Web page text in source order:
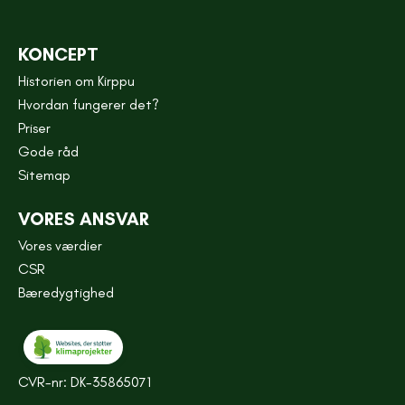
KONCEPT
Historien om Kirppu
Hvordan fungerer det?
Priser
Gode råd
Sitemap
VORES ANSVAR
Vores værdier
CSR
Bæredygtighed
CVR-nr: DK-35865071